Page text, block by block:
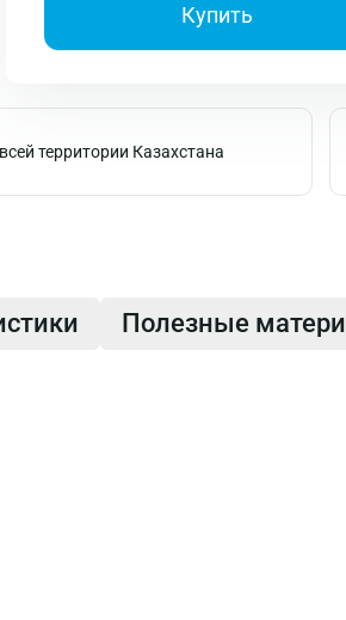
Купить
территории Казахстана
Полезные